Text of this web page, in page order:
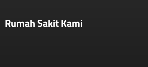
Rumah Sakit Kami